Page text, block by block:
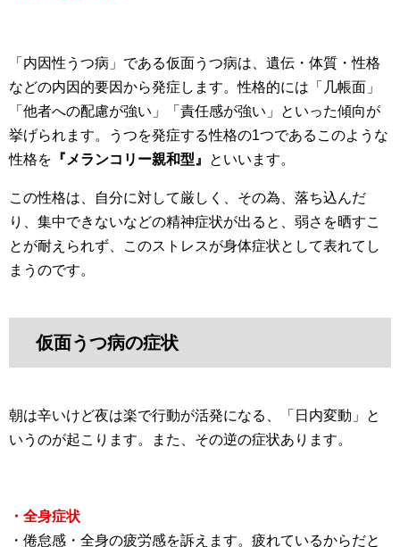
「内因性うつ病」である仮面うつ病は、遺伝・体質・性格
などの内因的要因から発症します。性格的には「几帳面」
「他者への配慮が強い」「責任感が強い」といった傾向が
挙げられます。うつを発症する性格の1つであるこのような
性格を 『メランコリー親和型』 といいます。
この性格は、自分に対して厳しく、その為、落ち込んだ
り、集中できないなどの精神症状が出ると、弱さを晒すこ
とが耐えられず、このストレスが身体症状として表れてし
まうのです。
仮面うつ病の症状
朝は辛いけど夜は楽で行動が活発になる、「日内変動」と
いうのが起こります。また、その逆の症状あります。
・全身症状
・倦怠感・全身の疲労感を訴えます。疲れているからだと